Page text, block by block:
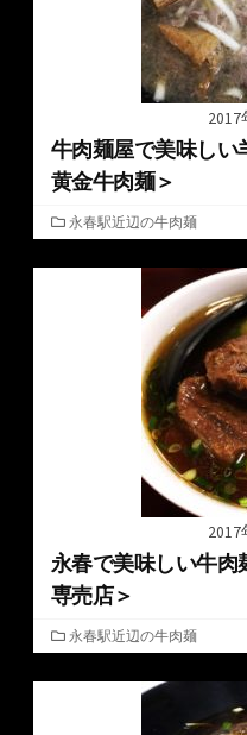
2017
牛肉麺屋で美味しい
黄金牛肉麺＞
カ
テ
ゴ
永春駅近辺の牛肉麺
2017
永春で美味しい牛肉
専売店＞
カ
テ
ゴ
永春駅近辺の牛肉麺